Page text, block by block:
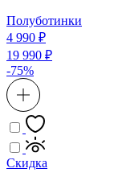
Полуботинки
4 990 ₽
19 990 ₽
-75%
Скидка